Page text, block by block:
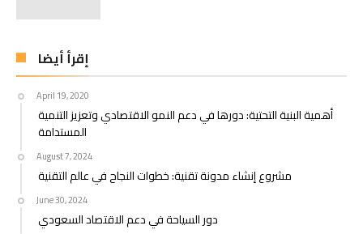
إقرأ أيضا
April 19, 2020
أهمية البنية التحتية: دورها في دعم النمو الاقتصادي وتعزيز التنمية
المستدامة
August 7, 2024
مشروع إنشاء مدونة تقنية: خطوات النجاح في عالم التقنية
June 30, 2024
دور السياحة في دعم الاقتصاد السعودي